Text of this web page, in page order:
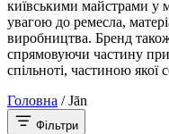
київськими майстрами у
увагою до ремесла,
виробництва. Бренд
спрямовуючи частину
спільноті, частиною якої
Головна /Jān
Фільтри